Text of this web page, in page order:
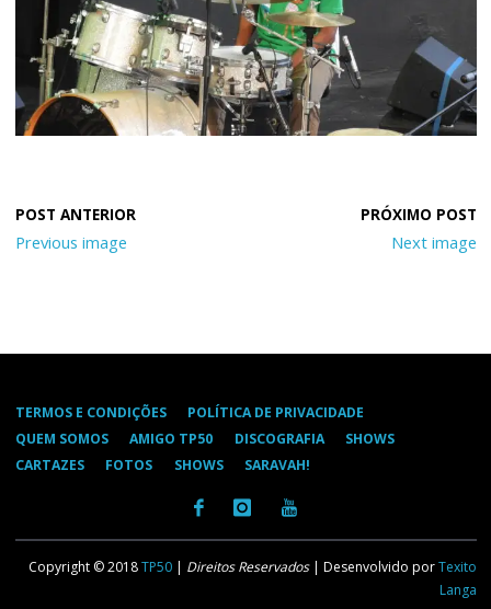
Previous image Next image
TERMOS E CONDIÇÕES
POLÍTICA DE PRIVACIDADE
QUEM SOMOS
AMIGO TP50 DISCOGRAFIA
SHOWS
CARTAZES
FOTOS SHOWS SARAVAH!
Copyright © 2018TP50 | Direitos Reservados| Desenvolvido porTexito
Langa